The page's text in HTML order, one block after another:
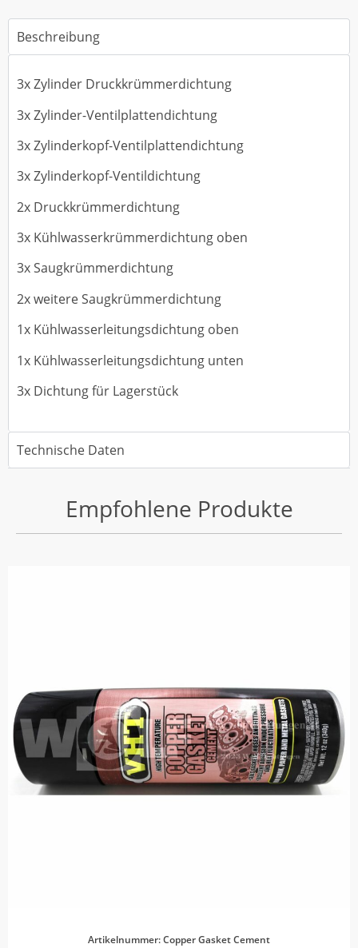
Beschreibung
3x Zylinder Druckkrümmerdichtung
3x Zylinder-Ventilplattendichtung
3x Zylinderkopf-Ventilplattendichtung
3x Zylinderkopf-Ventildichtung
2x Druckkrümmerdichtung
3x Kühlwasserkrümmerdichtung oben
3x Saugkrümmerdichtung
2x weitere Saugkrümmerdichtung
1x Kühlwasserleitungsdichtung oben
1x Kühlwasserleitungsdichtung unten
3x Dichtung für Lagerstück
Technische Daten
Empfohlene Produkte
Artikelnummer: Copper Gasket Cement